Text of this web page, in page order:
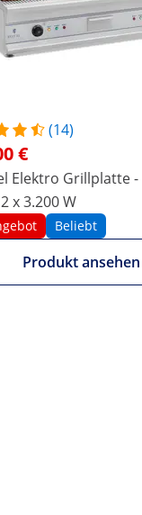
(14)
€
Elektro Grillplatte -
x 3.200 W
Beliebt
Produkt ansehen
knusprige
M aus dem
herzhaften
– mit diesem
sowie
erstklassig für